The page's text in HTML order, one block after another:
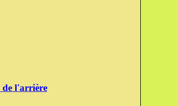
de l'arrière